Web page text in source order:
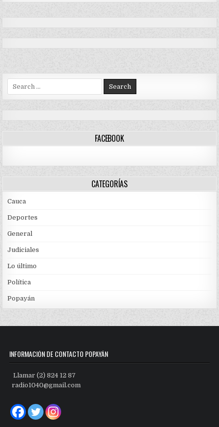
Search
for:
FACEBOOK
CATEGORÍAS
Cauca
Deportes
General
Judiciales
Lo último
Política
Popayán
INFORMACIÓN DE CONTACTO POPAYÁN
Llamar (2) 824 12 87
radio1040@gmail.com